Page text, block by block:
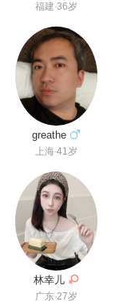
福建·36岁
greathe
上海·41岁
林幸儿
广东·27岁